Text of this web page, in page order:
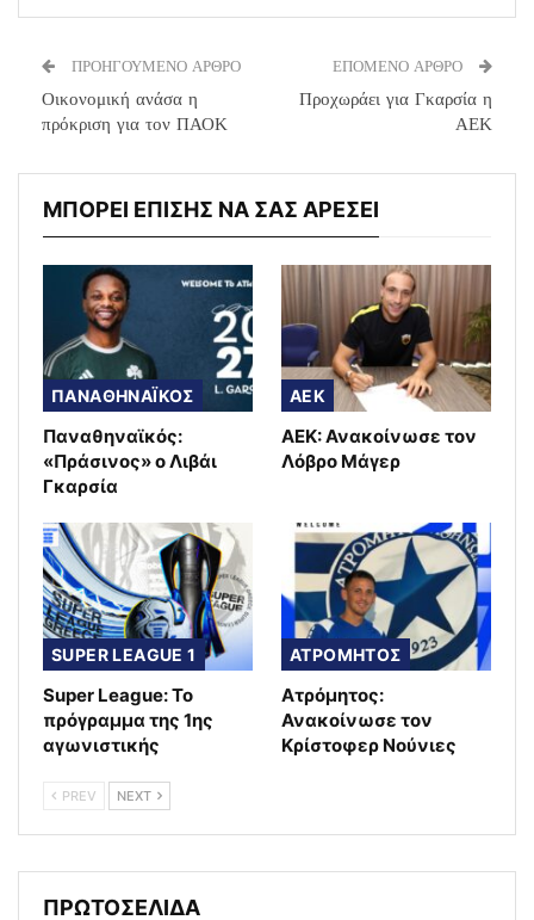
ΠΡΟΗΓΟΥΜΕΝΟ ΑΡΘΡΟ
Οικονομική ανάσα η
πρόκριση για τον ΠΑΟΚ
ΕΠΟΜΕΝΟ ΑΡΘΡΟ
Προχωράει για Γκαρσία η
ΑΕΚ
ΜΠΟΡΕΙ ΕΠΙΣΗΣ ΝΑ ΣΑΣ ΑΡΕΣΕΙ
ΠΑΝΑΘΗΝΑΪΚΟΣ
Παναθηναϊκός:
«Πράσινος» ο Λιβάι
Γκαρσία
AEK
ΑΕΚ: Ανακοίνωσε τον
Λόβρο Μάγερ
SUPER LEAGUE 1
Super League: Το
πρόγραμμα της 1ης
αγωνιστικής
ΑΤΡΟΜΗΤΟΣ
Ατρόμητος:
Ανακοίνωσε τον
Κρίστοφερ Νούνιες
PREV NEXT
ΠΡΩΤΟΣΕΛΙΔΑ